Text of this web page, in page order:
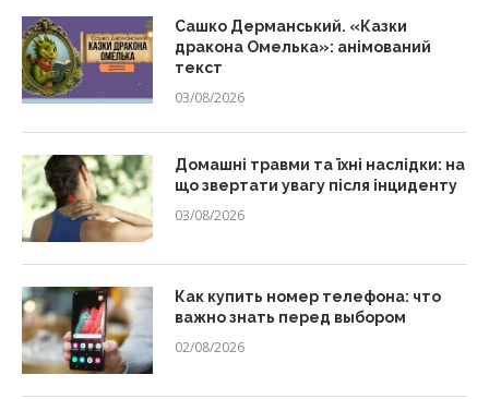
Сашко Дерманський. «Казки
дракона Омелька»: анімований
текст
03/08/2026
Домашні травми та їхні наслідки: на
що звертати увагу після інциденту
03/08/2026
Как купить номер телефона: что
важно знать перед выбором
02/08/2026